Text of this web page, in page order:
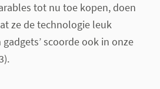
tot nu toe kopen, doen
ze de technologie leuk
scoorde ook in onze